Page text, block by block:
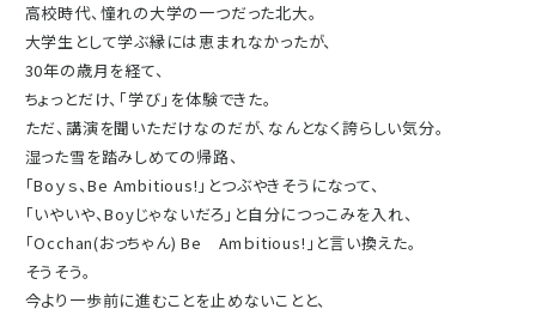
高校時代、憧れの大学の一つだった北大。
大学生として学ぶ縁には恵まれなかったが、
30年の歳月を経て、
ちょっとだけ、「学び」を体験できた。
ただ、講演を聞いただけなのだが、なんとなく誇らしい気分。
湿った雪を踏みしめての帰路、
「Boｙｓ、Be Ambitious!」とつぶやきそうになって、
「いやいや、Boyじゃないだろ」と自分につっこみを入れ、
「Occhan(おっちゃん) Be Amｂitious!」と言い換えた。
そうそう。
今より一歩前に進むことを止めないことと、